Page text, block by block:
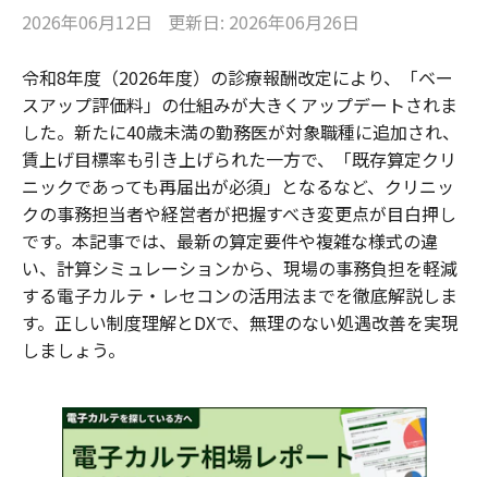
2026年06月12日 更新日: 2026年06月26日
令和8年度（2026年度）の診療報酬改定により、「ベー
スアップ評価料」の仕組みが大きくアップデートされま
した。新たに40歳未満の勤務医が対象職種に追加され、
賃上げ目標率も引き上げられた一方で、「既存算定クリ
ニックであっても再届出が必須」となるなど、クリニッ
クの事務担当者や経営者が把握すべき変更点が目白押し
です。本記事では、最新の算定要件や複雑な様式の違
い、計算シミュレーションから、現場の事務負担を軽減
する電子カルテ・レセコンの活用法までを徹底解説しま
す。正しい制度理解とDXで、無理のない処遇改善を実現
しましょう。